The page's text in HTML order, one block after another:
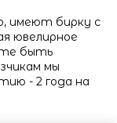
имеют бирку с
ювелирное
быть
мы
- 2 года на